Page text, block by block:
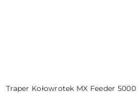
Traper Kołowrotek MX Feeder 5000